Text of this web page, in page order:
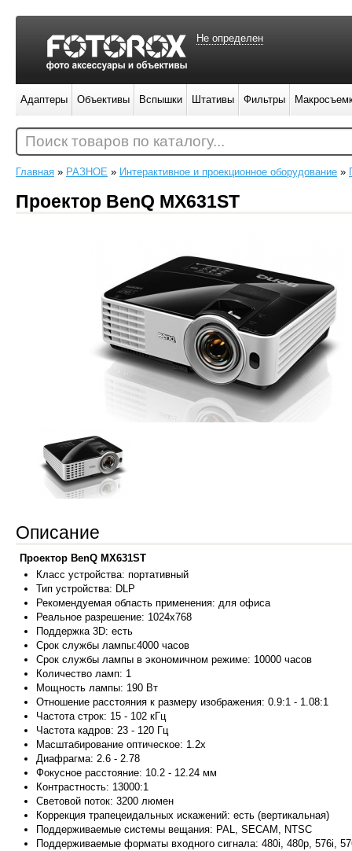
Главная » РАЗНОЕ » Интерактивное и проекционное оборудование »
Проектор BenQ MX631ST
Описание
Проектор BenQ MX631ST
Класс устройства: портативный
Тип устройства: DLP
Рекомендуемая область применения: для офиса
Реальное разрешение: 1024x768
Поддержка 3D: есть
Срок службы лампы:4000 часов
Срок службы лампы в экономичном режиме: 10000 часов
Количество ламп: 1
Мощность лампы: 190 Вт
Отношение расстояния к размеру изображения: 0.9:1 - 1.08:1
Частота строк: 15 - 102 кГц
Частота кадров: 23 - 120 Гц
Масштабирование оптическое: 1.2x
Диафрагма: 2.6 - 2.78
Фокусное расстояние: 10.2 - 12.24 мм
Контрастность: 13000:1
Световой поток: 3200 люмен
Коррекция трапецеидальных искажений: есть (вертикальная)
Поддерживаемые системы вещания: PAL, SECAM, NTSC
Поддерживаемые форматы входного сигнала: 480i, 480p, 576i,
Не определен
Адаптеры Объективы Вспышки Штативы Фильтры
Поиск товаров по каталогу...